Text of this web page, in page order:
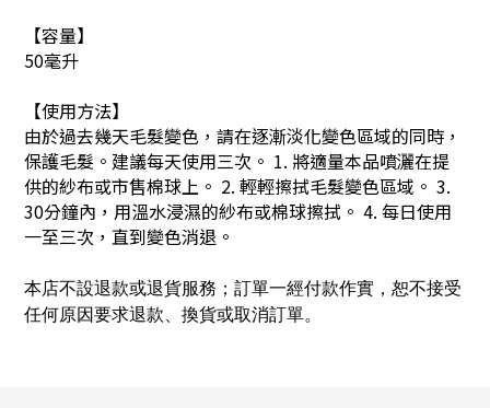
【容量】
50毫升
【使用方法】
由於過去幾天毛髮變色，請在逐漸淡化變色區域的同時，
保護毛髮。建議每天使用三次。 1. 將適量本品噴灑在提
供的紗布或市售棉球上。 2. 輕輕擦拭毛髮變色區域。 3.
30分鐘內，用溫水浸濕的紗布或棉球擦拭。 4. 每日使用
一至三次，直到變色消退。
本店不設退款或退貨服務；訂單一經付款作實，恕不接受
任何原因要求退款、換貨或取消訂單。